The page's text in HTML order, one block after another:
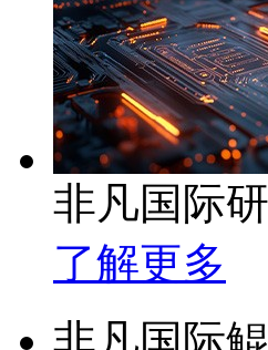
非凡国际
了解更多